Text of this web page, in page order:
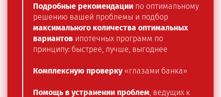
Подробные рекомендации по оптимальному
решению вашей проблемы и подбор
максимального количества оптимальных
вариантов ипотечных программ по
принципу: быстрее, лучше, выгоднее
Комплексную проверку«глазами банка»
Помощь в устранении проблем, ведущих к